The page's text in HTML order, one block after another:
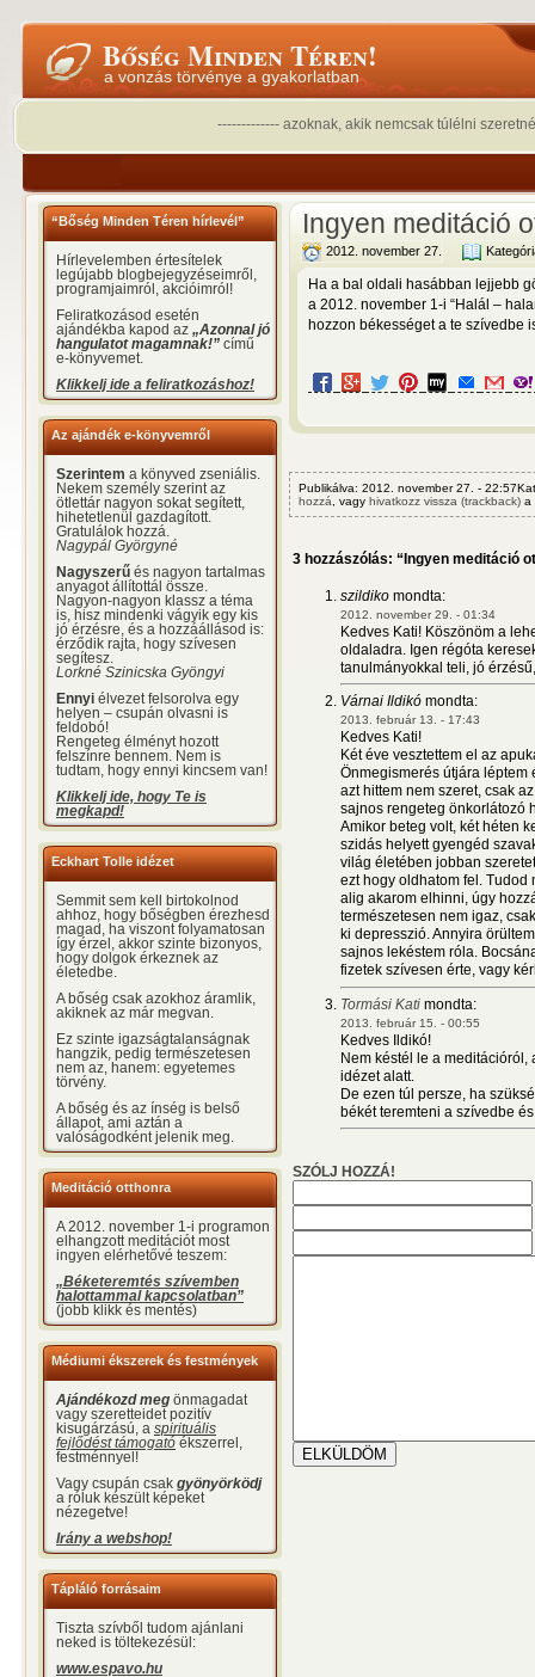
Bőség Minden Téren!
a vonzás törvénye a gyakorlatban
------------- azoknak, akik nemcsak túlélni
“Bőség Minden Téren hírlevél”
Hírlevelemben értesítelek
legújabb blogbejegyzéseimről,
programjaimról, akcióimról!
Feliratkozásod esetén
ajándékba kapod az „Azonnal jó
hangulatot magamnak!” című
e-könyvemet.
Klikkelj ide a feliratkozáshoz!
Az ajándék e-könyvemről
Szerintem a könyved zseniális.
Nekem személy szerint az
ötlettár nagyon sokat segített,
hihetetlenül gazdagított.
Gratulálok hozzá.
Nagypál Györgyné
Nagyszerű és nagyon tartalmas
anyagot állítottál össze.
Nagyon-nagyon klassz a téma
is, hisz mindenki vágyik egy kis
jó érzésre, és a hozzáállásod is:
érződik rajta, hogy szívesen
segítesz.
Lorkné Szinicska Gyöngyi
Ennyi élvezet felsorolva egy
helyen – csupán olvasni is
feldobó!
Rengeteg élményt hozott
felszínre bennem. Nem is
tudtam, hogy ennyi kincsem van!
Klikkelj ide, hogy Te is
megkapd!
Eckhart Tolle idézet
Semmit sem kell birtokolnod
ahhoz, hogy bőségben érezhesd
magad, ha viszont folyamatosan
így érzel, akkor szinte bizonyos,
hogy dolgok érkeznek az
életedbe.
A bőség csak azokhoz áramlik,
akiknek az már megvan.
Ez szinte igazságtalanságnak
hangzik, pedig természetesen
nem az, hanem: egyetemes
törvény.
A bőség és az ínség is belső
állapot, ami aztán a
valóságodként jelenik meg.
Meditáció otthonra
A 2012. november 1-i programon
elhangzott meditációt most
ingyen elérhetővé teszem:
„Béketeremtés szívemben
halottammal kapcsolatban”
(jobb klikk és mentés)
Médiumi ékszerek és festmények
Ajándékozd meg önmagadat
vagy szeretteidet pozitív
kisugárzású, a spirituális
fejlődést támogató ékszerrel,
festménnyel!
Vagy csupán csak gyönyörködj
a róluk készült képeket
nézegetve!
Irány a webshop!
Tápláló forrásaim
Tiszta szívből tudom ajánlani
neked is töltekezésül:
www.espavo.hu
Ingyen meditáció
2012. november 27.
Ha a bal oldali hasábban lejjebb
a 2012. november 1-i “Halál –
hozzon békességet a te szívedbe
Publikálva: 2012. november 27. -
hozzá , vagy hivatkozz vissza (trackback) a
3 hozzászólás: “Ingyen meditáció
szildiko mondta:
2012. november 29. - 01:34
Kedves Kati! Köszönöm a
oldaladra. Igen régóta
tanulmányokkal teli, jó
Várnai Ildikó mondta:
2013. február 13. - 17:43
Kedves Kati!
Két éve vesztettem el az
Önmegismerés útjára léptem
azt hittem nem szeret, csak
sajnos rengeteg önkorlátozó
Amikor beteg volt, két héten
szidás helyett gyengéd
világ életében jobban
ezt hogy oldhatom fel. Tudod
alig akarom elhinni, úgy
természetesen nem igaz,
ki depresszió. Annyira
sajnos lekéstem róla.
fizetek szívesen érte, vagy
Tormási Kati mondta:
2013. február 15. - 00:55
Kedves Ildikó!
Nem késtél le a
idézet alatt.
De ezen túl persze, ha
békét teremteni a szívedbe
SZÓLJ HOZZÁ!